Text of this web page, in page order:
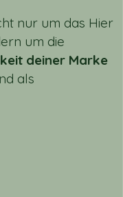
nur um das Hier
um die
deiner Marke
als